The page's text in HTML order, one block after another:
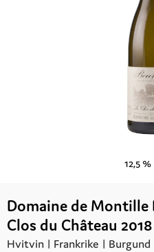
12,5 %
Domaine de Montille
Clos du Château 2018
Hvitvin | Frankrike | Burgund